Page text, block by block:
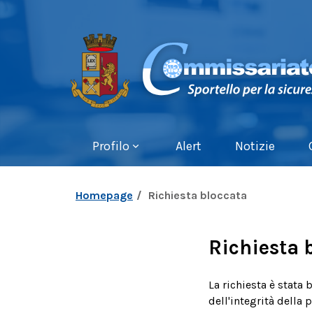
Profilo Alert Notizie
Homepage Richiesta bloccata
Richiesta
La richiesta è stata
dell'integrità della